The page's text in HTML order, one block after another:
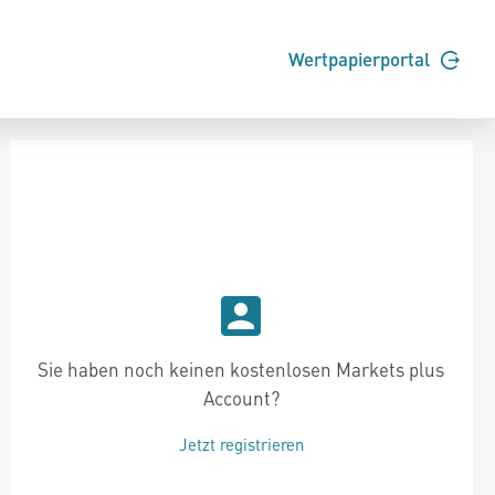
Wertpapierportal
Sie haben noch keinen kostenlosen Markets plus
Account?
Jetzt registrieren